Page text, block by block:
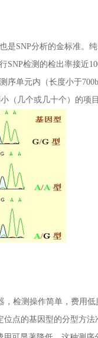
SNP分析的金标准。
SNP检测的检出率接近
序单元内（长度小于
（几个或几十个）的项
检测操作简单，费用
点的基因型的分型方